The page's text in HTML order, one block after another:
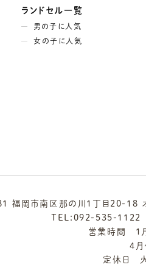
ランドセル一覧
男の子に人気
女の子に人気
福岡市南区那の川1丁目20-18
TEL: 092-535-1122
営業時間 1
4
定休日 火